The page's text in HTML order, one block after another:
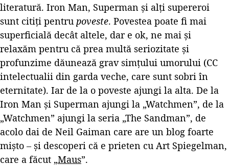
literatură. Iron Man, Superman și alți supereroi
sunt citiți pentru poveste. Povestea poate fi mai
superficială decât altele, dar e ok, ne mai și
relaxăm pentru că prea multă seriozitate și
profunzime dăunează grav simțului umorului (CC
intelectualii din garda veche, care sunt sobri în
eternitate). Iar de la o poveste ajungi la alta. De la
Iron Man și Superman ajungi la „Watchmen”, de la
„Watchmen” ajungi la seria „The Sandman”, de
acolo dai de Neil Gaiman care are un blog foarte
mișto – și descoperi că e prieten cu Art Spiegelman,
care a făcut „Maus”.